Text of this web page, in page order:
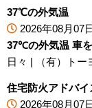
37℃の外気温
2026年08月07
37℃の外気温 車
日々 | （有）ト
住宅防火アドバイ
2026年08月07